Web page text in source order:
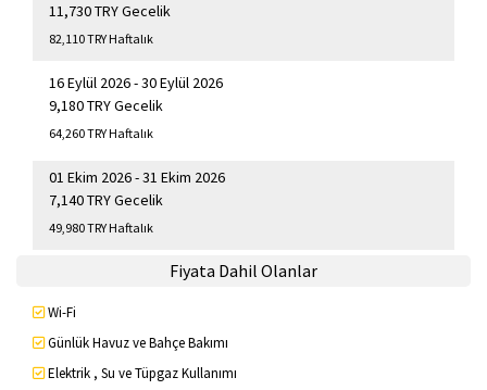
11,730 TRY Gecelik
82,110 TRY Haftalık
16 Eylül 2026 - 30 Eylül 2026
9,180 TRY Gecelik
64,260 TRY Haftalık
01 Ekim 2026 - 31 Ekim 2026
7,140 TRY Gecelik
49,980 TRY Haftalık
Fiyata Dahil Olanlar
Wi-Fi
Günlük Havuz ve Bahçe Bakımı
Elektrik , Su ve Tüpgaz Kullanımı